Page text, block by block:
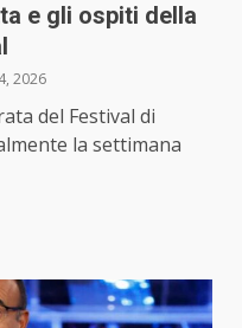
e gli ospiti della
2026
del Festival di
la settimana